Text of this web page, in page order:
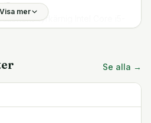
i5
fyrkärnig Intel Core i5-
socket-familjen som kan
Snabb DDR4-RAM
620-enhet medföljer.
Visa mer
Se alla →